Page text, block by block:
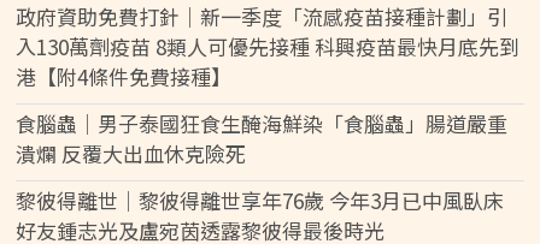
政府資助免費打針｜新一季度「流感疫苗接種計劃」引
入130萬劑疫苗 8類人可優先接種 科興疫苗最快月底先到
港【附4條件免費接種】
食腦蟲｜男子泰國狂食生醃海鮮染「食腦蟲」腸道嚴重
潰爛 反覆大出血休克險死
黎彼得離世｜黎彼得離世享年76歲 今年3月已中風臥床
好友鍾志光及盧宛茵透露黎彼得最後時光